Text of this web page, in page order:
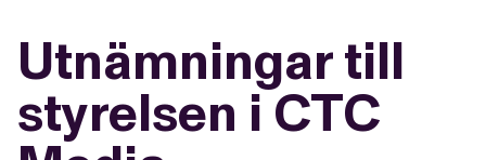
Utnämningar till
styrelsen i CTC